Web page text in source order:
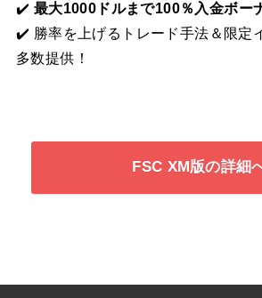
✔️ 最大1000ドルまで100％入金ボー
✔️ 勝率を上げるトレード手法＆限定
多数提供！
FSC XM版の詳細